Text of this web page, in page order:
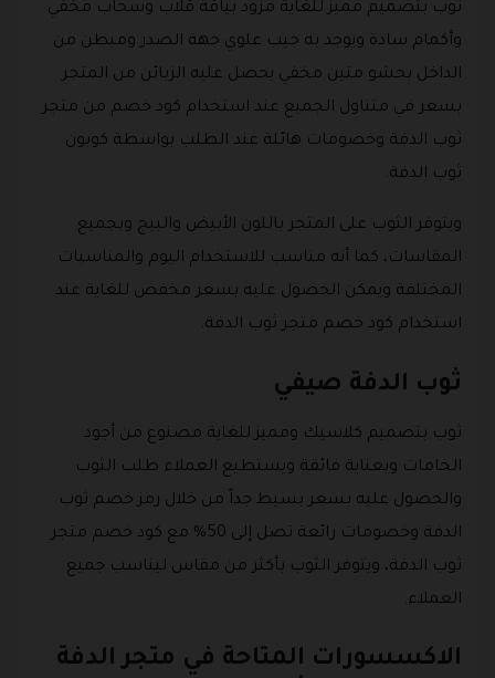
ثوب بتصميم مميز للغاية مزود بياقة قلاب وسحاب مخفي
وأكمام سادة ويوجد به جيب علوي جهة الصدر ومبطن من
الداخل بحشو متين مخفي يحصل عليه الزبائن من المتجر
بسعر في متناول الجميع عند استخدام كود خصم من متجر
ثوب الدفة وخصومات هائلة عند الطلب بواسطة كوبون
ثوب الدفة.
ويتوفر الثوب على المتجر باللون الأبيض والبيج وبجميع
المقاسات، كما أنه مناسب للاستخدام اليوم والمناسبات
المختلفة ويمكن الحصول عليه بسعر مخفض للغاية عند
استخدام كود خصم متجر ثوب الدفة.
ثوب الدفة صيفي
ثوب بتصميم كلاسيك ومميز للغاية مصنوع من أجود
الخامات وبعناية فائقة ويستطيع العملاء طلب الثوب
والحصول عليه بسعر بسيط جداً من خلال رمز خصم ثوب
الدفة وخصومات رائعة تصل إلى 50% مع كود خصم متجر
ثوب الدفة، ويتوفر الثوب بأكثر من مقاس ليناسب جميع
العملاء.
الاكسسورات المتاحة في متجر الدفة